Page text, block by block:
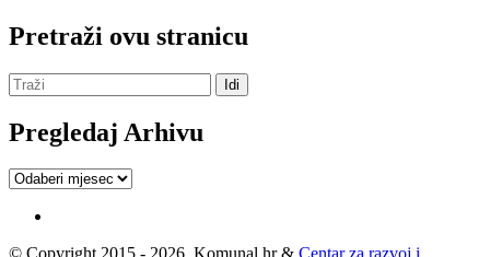
Pretraži ovu stranicu
Pregledaj Arhivu
Pregledaj